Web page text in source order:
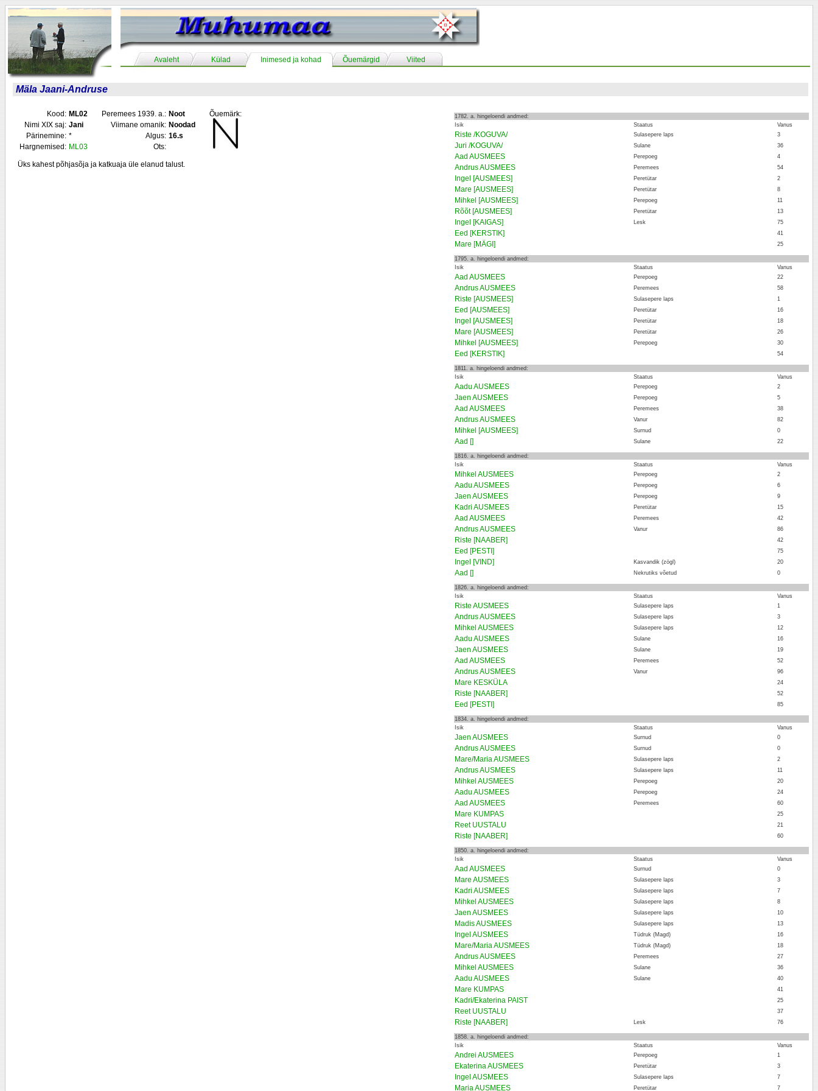
Avaleht Külad Inimesed ja kohad Õuemärgid Viited
Mäla Jaani-Andruse
Kood: ML02 Peremees 1939. a.: Noot
Õuemärk:
Nimi XIX saj: Jani Viimane omanik: Noodad
Pärinemine: * Algus: 16.s
Hargnemised: ML03 Ots:
Üks kahest põhjasõja ja katkuaja üle elanud talust.
1782. a. hingeloendi andmed:
Isik
Staatus Vanus
Riste /KOGUVA/ Sulasepere laps 3
Juri /KOGUVA/ Sulane 36
Aad AUSMEES Perepoeg 4
Andrus AUSMEES Peremees 54
Ingel [AUSMEES] Peretütar 2
Mare [AUSMEES] Peretütar 8
Mihkel [AUSMEES] Perepoeg 11
Rõõt [AUSMEES] Peretütar 13
Ingel [KAIGAS] Lesk 75
Eed [KERSTIK] 41
Mare [MÄGI] 25
1795. a. hingeloendi andmed:
Isik
Staatus Vanus
Aad AUSMEES Perepoeg 22
Andrus AUSMEES Peremees 58
Riste [AUSMEES] Sulasepere laps 1
Eed [AUSMEES] Peretütar 16
Ingel [AUSMEES] Peretütar 18
Mare [AUSMEES] Peretütar 26
Mihkel [AUSMEES] Perepoeg 30
Eed [KERSTIK] 54
1811. a. hingeloendi andmed:
Isik
Staatus Vanus
Aadu AUSMEES Perepoeg 2
Jaen AUSMEES Perepoeg 5
Aad AUSMEES Peremees 38
Andrus AUSMEES Vanur 82
Mihkel [AUSMEES] Surnud 0
Aad [] Sulane 22
1816. a. hingeloendi andmed:
Isik
Staatus Vanus
Mihkel AUSMEES Perepoeg 2
Aadu AUSMEES Perepoeg 6
Jaen AUSMEES Perepoeg 9
Kadri AUSMEES Peretütar 15
Aad AUSMEES Peremees 42
Andrus AUSMEES Vanur 86
Riste [NAABER] 42
Eed [PESTI] 75
Ingel [VIND] Kasvandik (zögl) 20
Aad [] Nekrutiks võetud 0
1826. a. hingeloendi andmed:
Isik
Staatus Vanus
Riste AUSMEES Sulasepere laps 1
Andrus AUSMEES Sulasepere laps 3
Mihkel AUSMEES Sulasepere laps 12
Aadu AUSMEES Sulane 16
Jaen AUSMEES Sulane 19
Aad AUSMEES Peremees 52
Andrus AUSMEES Vanur 96
Mare KESKÜLA 24
Riste [NAABER] 52
Eed [PESTI] 85
1834. a. hingeloendi andmed:
Isik
Staatus Vanus
Jaen AUSMEES Surnud 0
Andrus AUSMEES Surnud 0
Mare/Maria AUSMEES Sulasepere laps 2
Andrus AUSMEES Sulasepere laps 11
Mihkel AUSMEES Perepoeg 20
Aadu AUSMEES Perepoeg 24
Aad AUSMEES Peremees 60
Mare KUMPAS 25
Reet UUSTALU 21
Riste [NAABER] 60
1850. a. hingeloendi andmed:
Isik
Staatus Vanus
Aad AUSMEES Surnud 0
Mare AUSMEES Sulasepere laps 3
Kadri AUSMEES Sulasepere laps 7
Mihkel AUSMEES Sulasepere laps 8
Jaen AUSMEES Sulasepere laps 10
Madis AUSMEES Sulasepere laps 13
Ingel AUSMEES Tüdruk (Magd) 16
Mare/Maria AUSMEES Tüdruk (Magd) 18
Andrus AUSMEES Peremees 27
Mihkel AUSMEES Sulane 36
Aadu AUSMEES Sulane 40
Mare KUMPAS 41
Kadri/Ekaterina PAIST 25
Reet UUSTALU 37
Riste [NAABER] Lesk 76
1858. a. hingeloendi andmed:
Isik
Staatus Vanus
Andrei AUSMEES Perepoeg 1
Ekaterina AUSMEES Peretütar 3
Ingel AUSMEES Sulasepere laps 7
Maria AUSMEES Peretütar 7